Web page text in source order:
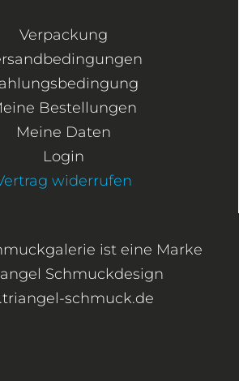
Verpackung
Bestellungen
Meine Daten
Login
widerrufen
ist eine Marke
Schmuckdesign
schmuck.de